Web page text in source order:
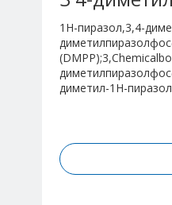
1H-пиразол,3,4-
диметил-1H-